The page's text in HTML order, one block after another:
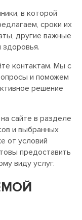
в которой
сроки их
другие важные
здоровья.
контактам. Мы с
и поможем
решение
сайте в разделе
и выбранных
от условий
предоставить
виду услуг.